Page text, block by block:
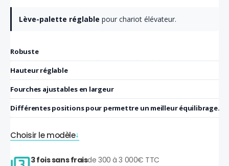
la
Galerie
Lève-palette réglable pour chariot élévateur.
Robuste
Hauteur réglable
Fourches ajustables en largeur
Différentes positions pour permettre un meilleur équilibrage.
Choisir le modèle
3 fois sans fraisde 300 à 3 000€ TTC